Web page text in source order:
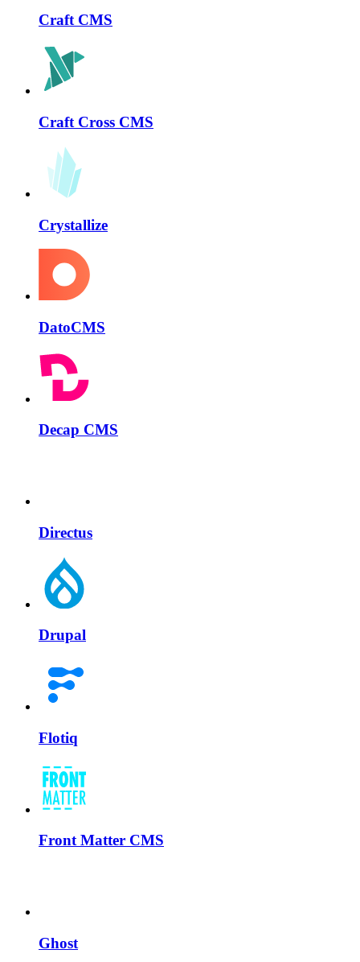
Craft CMS
Craft Cross CMS
Crystallize
DatoCMS
Decap CMS
Directus
Drupal
Flotiq
Front Matter CMS
Ghost